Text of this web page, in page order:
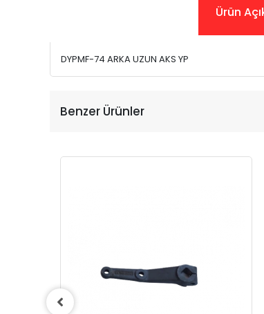
Ürün
DYPMF-74 ARKA UZUN AKS YP
Benzer Ürünler